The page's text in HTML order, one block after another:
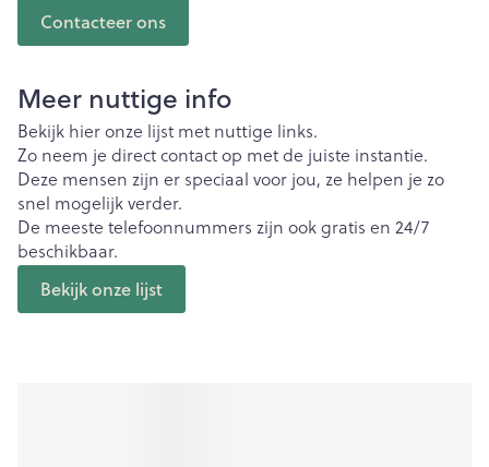
Contacteer ons
Meer nuttige info
Bekijk hier onze lijst met nuttige links.
Zo neem je direct contact op met de juiste instantie.
Deze mensen zijn er speciaal voor jou, ze helpen je zo
snel mogelijk verder.
De meeste telefoonnummers zijn ook gratis en 24/7
beschikbaar.
Bekijk onze lijst